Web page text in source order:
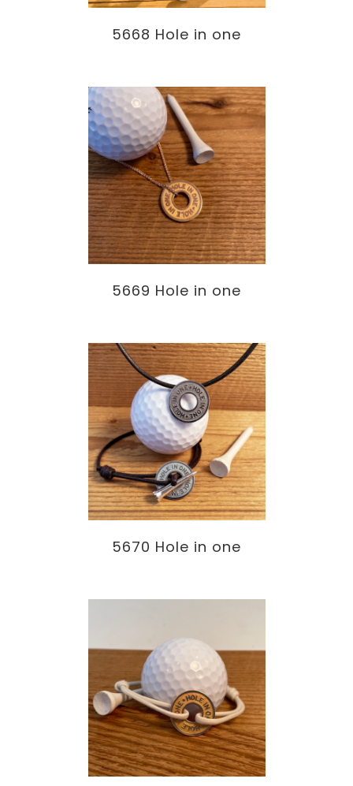
5668 Hole in one
5669 Hole in one
5670 Hole in one